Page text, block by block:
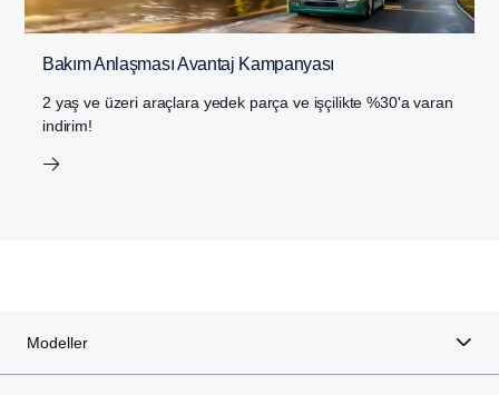
Bakım Anlaşması Avantaj Kampanyası
2 yaş ve üzeri araçlara yedek parça ve işçilikte %30'a varan
indirim!
Modeller